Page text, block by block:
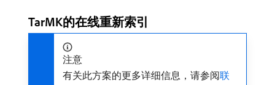
TarMK的在线重新索引
注意
有关此方案的更多详细信息，请参阅联